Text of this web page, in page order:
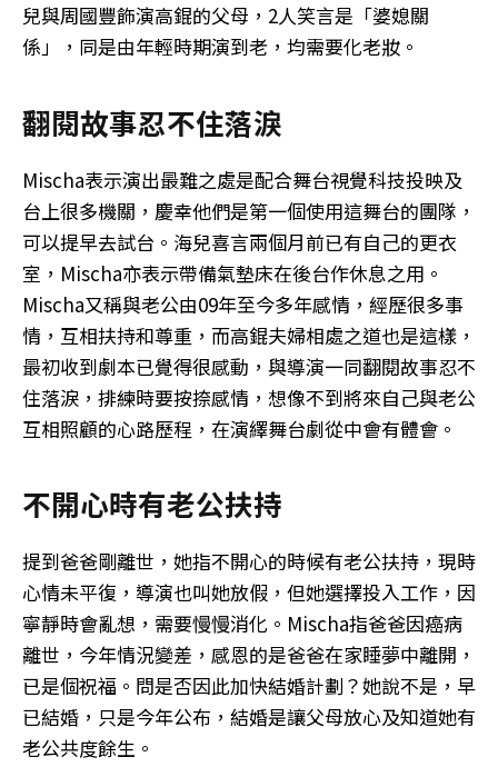
兒與周國豐飾演高錕的父母，2人笑言是「婆媳關
係」，同是由年輕時期演到老，均需要化老妝。
翻閱故事忍不住落淚
Mischa表示演出最難之處是配合舞台視覺科技投映及
台上很多機關，慶幸他們是第一個使用這舞台的團隊，
可以提早去試台。海兒喜言兩個月前已有自己的更衣
室，Mischa亦表示帶備氣墊床在後台作休息之用。
Mischa又稱與老公由09年至今多年感情，經歷很多事
情，互相扶持和尊重，而高錕夫婦相處之道也是這樣，
最初收到劇本已覺得很感動，與導演一同翻閱故事忍不
住落淚，排練時要按捺感情，想像不到將來自己與老公
互相照顧的心路歷程，在演繹舞台劇從中會有體會。
不開心時有老公扶持
提到爸爸剛離世，她指不開心的時候有老公扶持，現時
心情未平復，導演也叫她放假，但她選擇投入工作，因
寧靜時會亂想，需要慢慢消化。Mischa指爸爸因癌病
離世，今年情況變差，感恩的是爸爸在家睡夢中離開，
已是個祝福。問是否因此加快結婚計劃？她說不是，早
已結婚，只是今年公布，結婚是讓父母放心及知道她有
老公共度餘生。